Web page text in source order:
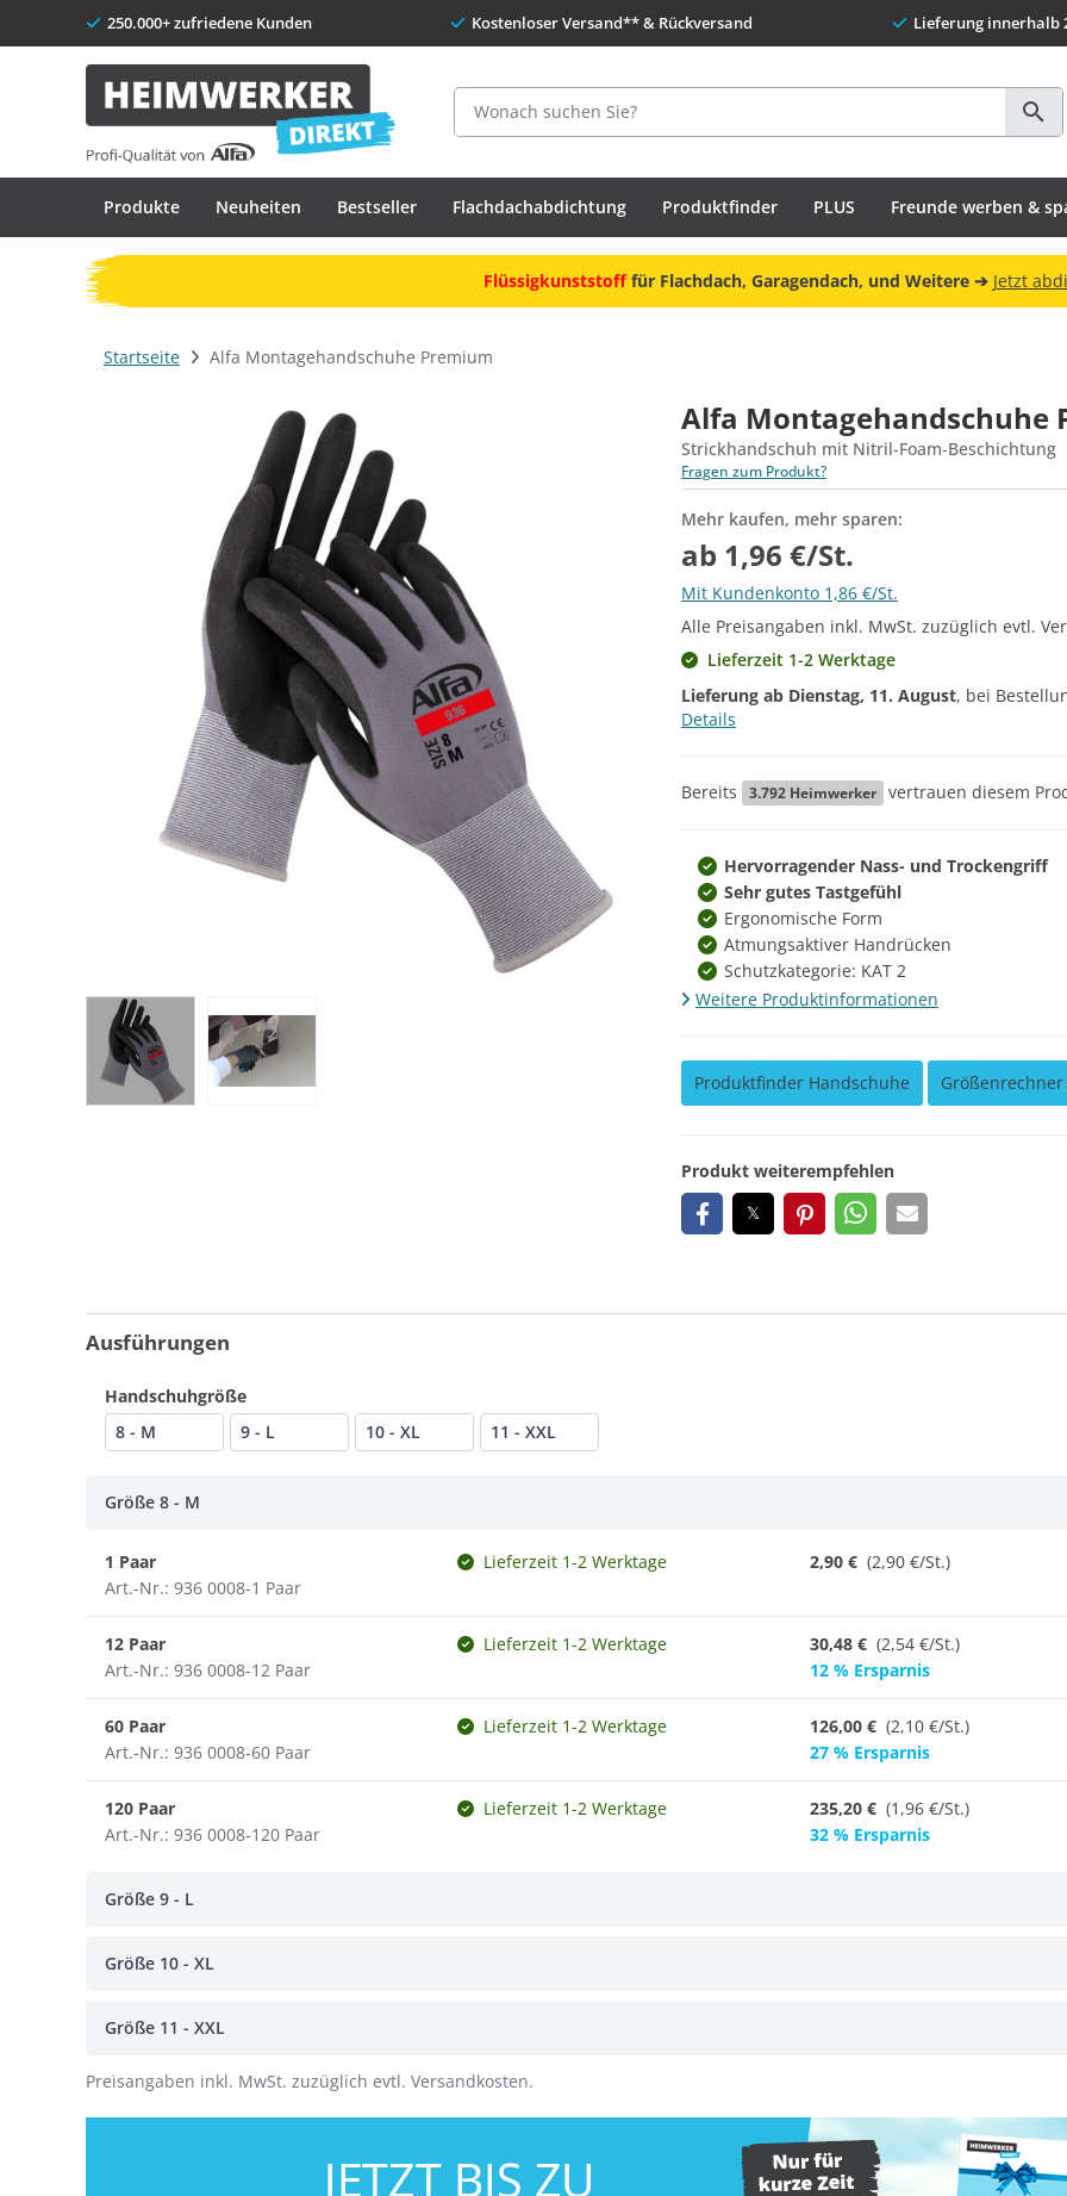
250.000+ zufriedene Kunden Kostenloser Versand** & Rückversand Lieferung innerhalb
Suche
Produkte Neuheiten Bestseller Flachdachabdichtung Produktfinder PLUS Freunde werben &
Flüssigkunststofffür Flachdach, Garagendach, und Weitere ➔ Jetzt
Startseite Alfa Montagehandschuhe Premium
Alfa Montagehandschuhe
Strickhandschuh mit Nitril-Foam-Beschichtung
Fragen zum Produkt?
Mehr kaufen, mehr sparen:
ab 1,96 €/St.
Mit Kundenkonto 1,86 €/St.
Alle Preisangaben inkl. MwSt. zuzüglich evtl.
Lieferzeit 1-2 Werktage
Lieferung ab Dienstag, 11. August, bei
Details
Bereits 3.792 Heimwerker vertrauen diesem
Hervorragender Nass- und Trockengriff
Sehr gutes Tastgefühl
Ergonomische Form
Atmungsaktiver Handrücken
Schutzkategorie: KAT 2
Weitere Produktinformationen
Produktfinder Handschuhe Größenrechner
Produkt weiterempfehlen
Ausführungen
Handschuhgröße
8 - M
9 - L 10 - XL 11 - XXL
Größe 8 - M
1 Paar
Art.-Nr.: 936 0008-1 Paar
Lieferzeit 1-2 Werktage 2,90 € (2,90 €/St.)
12 Paar
Art.-Nr.: 936 0008-12 Paar
Lieferzeit 1-2 Werktage 30,48 € (2,54 €/St.)
12 % Ersparnis
60 Paar
Art.-Nr.: 936 0008-60 Paar
Lieferzeit 1-2 Werktage 126,00 € (2,10 €/St.)
27 % Ersparnis
120 Paar
Art.-Nr.: 936 0008-120 Paar
Lieferzeit 1-2 Werktage 235,20 € (1,96 €/St.)
32 % Ersparnis
Größe 9 - L
Größe 10 - XL
Größe 11 - XXL
Preisangaben inkl. MwSt. zuzüglich evtl. Versandkosten.